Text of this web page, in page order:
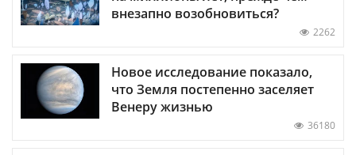
внезапно возобновиться?
2262
Новое исследование показало,
что Земля постепенно заселяет
Венеру жизнью
36180